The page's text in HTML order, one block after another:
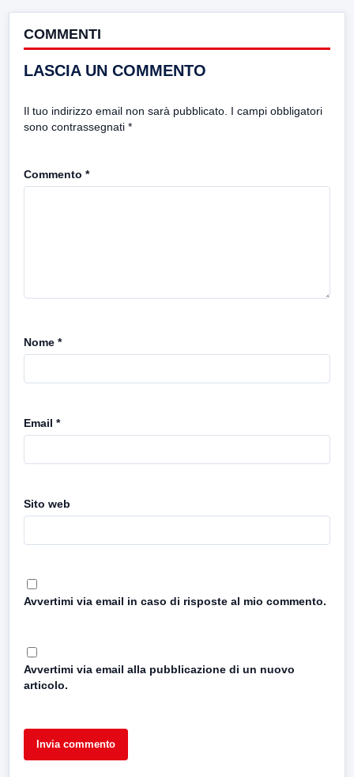
COMMENTI
LASCIA UN COMMENTO
Il tuo indirizzo email non sarà pubblicato. I campi obbligatori
sono contrassegnati *
Commento *
Nome *
Email *
Sito web
Avvertimi via email in caso di risposte al mio commento.
Avvertimi via email alla pubblicazione di un nuovo
articolo.